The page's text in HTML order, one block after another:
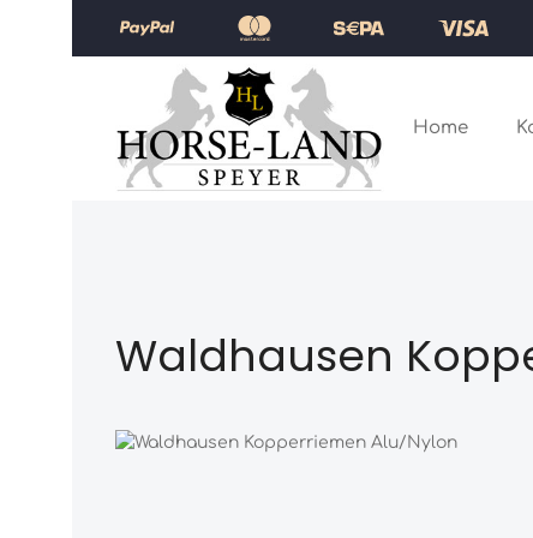
Zum Hauptinhalt springen
Zur Hauptnavigation springen
Home
Waldhausen
Bildergalerie überspringen